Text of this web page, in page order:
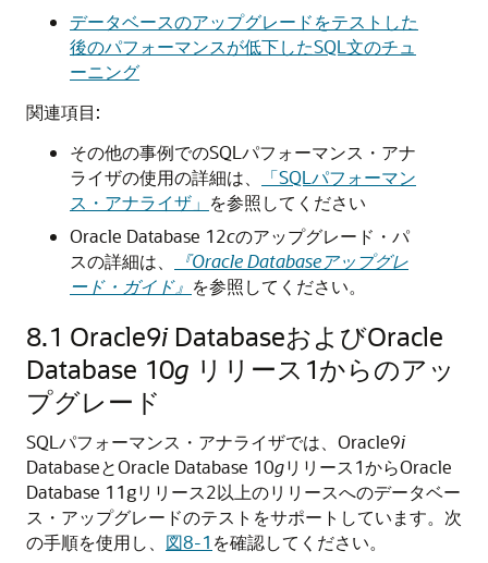
データベースのアップグレードをテストした
後のパフォーマンスが低下したSQL文のチュ
ーニング
関連項目:
その他の事例でのSQLパフォーマンス・アナ
ライザの使用の詳細は、
「SQLパフォーマン
ス・アナライザ」 を参照してください
Oracle Database 12cのアップグレード・パ
スの詳細は、
『Oracle Databaseアップグレ
ード・ガイド』 を参照してください。
8.1 Oracle9iDatabaseおよびOracle
Database 10g リリース1からのアッ
プグレード
SQLパフォーマンス・アナライザでは、Oracle9i
DatabaseとOracle Database 10gリリース1からOracle
Database 11gリリース2以上のリリースへのデータベー
ス・アップグレードのテストをサポートしています。 次
の手順を使用し、 図8-1 を確認してください。